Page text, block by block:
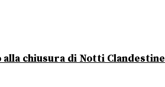
chiusura di Notti Clandestine